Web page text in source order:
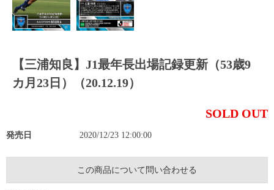
【三浦知良】J1最年長出場記録更新（53歳9
カ月23日）（20.12.19）
SOLD OUT
発売日 2020/12/23 12:00:00
この商品について問い合わせる